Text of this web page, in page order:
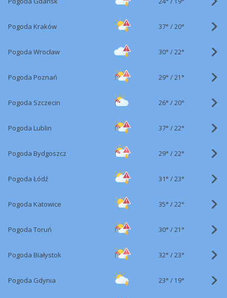
Pogoda Kraków 37° /20°
Pogoda Wrocław 30° /22°
Pogoda Poznań 29° /21°
Pogoda Szczecin 26° /20°
Pogoda Lublin 37° /22°
Pogoda Bydgoszcz 29° /22°
Pogoda Łódź 31° /23°
Pogoda Katowice 35° /22°
Pogoda Toruń 30° /21°
Pogoda Białystok 32° /23°
Pogoda Gdynia 23° / 19°